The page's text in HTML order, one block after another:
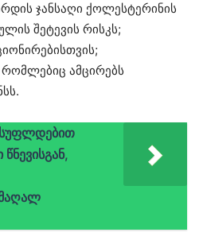
ჯანსაღი ქოლესტერინის
შეტევის რისკს;
რომლებიც ამცირებს